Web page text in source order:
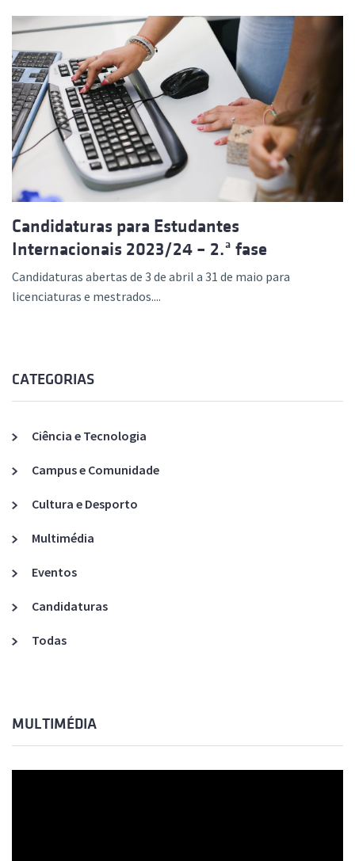
Candidaturas para Estudantes
Internacionais 2023/24 – 2.ª fase
Candidaturas abertas de 3 de abril a 31 de maio para
licenciaturas e mestrados....
CATEGORIAS
Ciência e Tecnologia
Campus e Comunidade
Cultura e Desporto
Multimédia
Eventos
Candidaturas
Todas
MULTIMÉDIA